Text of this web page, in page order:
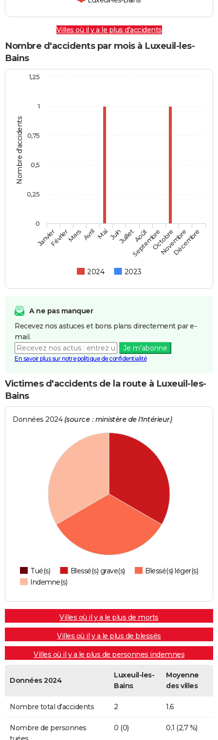
Villes où il y a le plus d'accidents
Nombre d'accidents par mois à Luxeuil-les-
Bains
Nombre d'accidents
2024 2023
JanvierFévrierMars AvrilMaiJuinJuilletAoût
SeptembreOctobre
Novembre
Décembre
0
1
0,25
0,5
0,75
1,25
A ne pas manquer
Recevez nos astuces et bons plans directement par e-
mail.
Je m'abonne
En savoir plus sur notre politique de confidentialité
Victimes d'accidents de la route à Luxeuil-les-
Bains
Données 2024 (source : ministère de l'Intérieur)
Tué(s) Blessé(s) grave(s)
Blessé(s) léger(s)
Indemne(s)
Villes où il y a le plus de morts
Villes où il y a le plus de blessés
Villes où il y a le plus de personnes indemnes
Données 2024
Luxeuil-les-
Bains
Moyenne
des villes
Nombre total d'accidents 2 1,6
Nombre de personnes
0 (0) 0,1 (2,7 %)